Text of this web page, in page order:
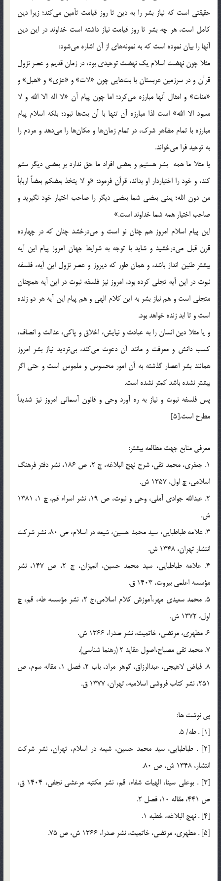
حقيقتي است كه نياز بشر را به دين تا روز قيامت تأمين مي‌كند؛ زيرا دين
كامل است، هر چه بشر تا روز قيامت نياز داشته است خداوند در اين دين
آنها را بيان نموده است كه به نمونه‌هاي از آن اشاره مي‌شود:
مثلا چون نهضت اسلام يك نهضت توحيدي بود، در زمان قديم و عصر نزول
قرآن و در سرزمين عربستان با بت‌هايي چون «لات» و «عزي» و «هبل» و
«منات» و امثال آنها مبارزه مي‌كرد؛ اما چون پيام آن «لا اله الا الله و لا
معبود الا الله» است لذا مبارزه آن تنها با آن بت‌ها نبود؛ بلكه اسلام پيام
مبارزه با تمام مظاهر شرك، در تمام زمان‌ها و مكان‌ها را مي‌دهد و مردم را
به توحيد فرا مي‌خواند.
يا مثلا ما همه بشر هستيم و بعضي افراد ما حق ندارد بر بعضي ديگر ستم
كند، و خود را اختياردار او بداند، قرآن فرمود: «و لا يتخذ بعضكم بعضاً ارباباً
من دون الله؛ يعني بعضي شما بعضي ديگر را صاحب اختيار خود نگيريد و
صاحب اختيار همه شما خداوند است.»
اين پيام اسلام امروز هم چنان نو است و مي‌درخشد چنان كه در چهارده
قرن قبل مي‌درخشيد و شايد با توجه به شرايط جهان امروز پيام اين آيه
بيشتر طنين انداز باشد، و همان طور كه ديروز و عصر نزول اين آيه، فلسفه
نبوت در اين آيه تجلي كرده بود، امروز نيز فلسفه نبوت در اين آيه همچنان
متجلي است و هم نياز بشر به اين كلام الهي و هم پيام اين آيه هر دو زنده
است و تا ابد زنده خواهد بود.
و يا مثلا دين انسان را به عبادت و نيايش، اخلاق و پاكي، عدالت و انصاف،
كسب دانش و معرفت و مانند آن دعوت مي‌كند، بي‌ترديد نياز بشر امروز
همانند بشر اعصار گذشته به آن امور محسوس و ملموس است و حتي اگر
بيشتر نشده باشد كمتر نشده است.
پس فلسفه نبوت و نياز به ره آورد وحي و قانون آسماني امروز نيز شديداً
مطرح است.[5]
معرفي منابع جهت مطالعه بيشتر:
1. جعفري، محمد تقي، شرح نهج البلاغه، ج 2، ص 186، نشر دفتر فرهنگ
اسلامي، چ اول، 1357 ش.
2. عبدالله جوادي آملي، وحي و نبوت، ص 19، نشر اسراء قم، چ 1، 1381
ش.
3. علامه طباطبايي، سيد محمد حسين، شيعه در اسلام، ص 80، نشر شركت
انتشار تهران، 1348 ش.
4. علامه طباطبايي، سيد محمد حسين، الميزان، ج 2، ص 147، نشر
مؤسسه اعلمي بيروت، 1403 ق.
5. محمد سعيدي مهر،‌آموزش كلام اسلامي،‌ج 2، نشر مؤسسه طه، قم، چ
اول، 1372 ش.
6. مطهري، مرتضي، خاتميت، نشر صدرا، 1366 ش.
7. محمد تقی مصباح،‌اصول عقايد 2 (رهنما شناسي).
8. فياض لاهيجي، عبدالرزاق، گوهر مراد، باب 2، فصل 1، مقاله سوم، ص
251، نشر كتاب فروشي اسلاميه، تهران، 1377 ق.
پي نوشت ها:
[1] . طه/ 5.
[2] . طباطبايي، سيد محمد حسين، شيعه در اسلام، تهران، نشر شركت
انتشار، 1348 ش، ص 80.
[3] . بوعلي سينا، الهيات شفاء، قم، نشر مكتبه مرعشي نجفي، 1404 ق،
ص 441، مقاله 10، فصل 2.
[4] . نهج البلاغه، خطبه 1.
[5] . مطهري، مرتضي، خاتميت، نشر صدرا، 1366 ش، ص 75.